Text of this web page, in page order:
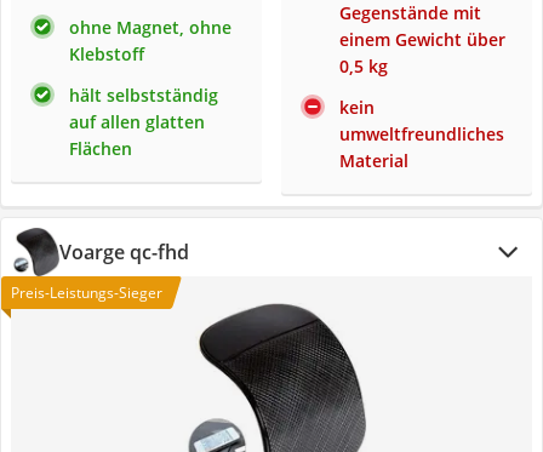
ohne Magnet, ohne
Klebstoff
hält selbstständig
auf allen glatten
Flächen
Gegenstände mit
einem Gewicht über
0,5 kg
kein
umweltfreundliches
Material
Voarge qc-fhd
Preis-Leistungs-Sieger